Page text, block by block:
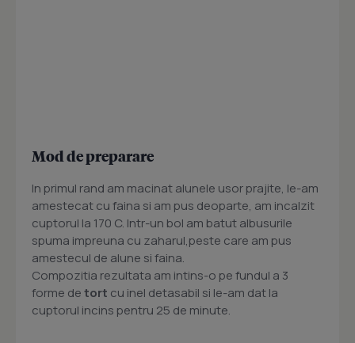
Mod de preparare
In primul rand am macinat alunele usor prajite, le-am
amestecat cu faina si am pus deoparte, am incalzit
cuptorul la 170 C. Intr-un bol am batut albusurile
spuma impreuna cu zaharul,peste care am pus
amestecul de alune si faina.
Compozitia rezultata am intins-o pe fundul a 3
forme detort cu inel detasabil si le-am dat la
cuptorul incins pentru 25 de minute.